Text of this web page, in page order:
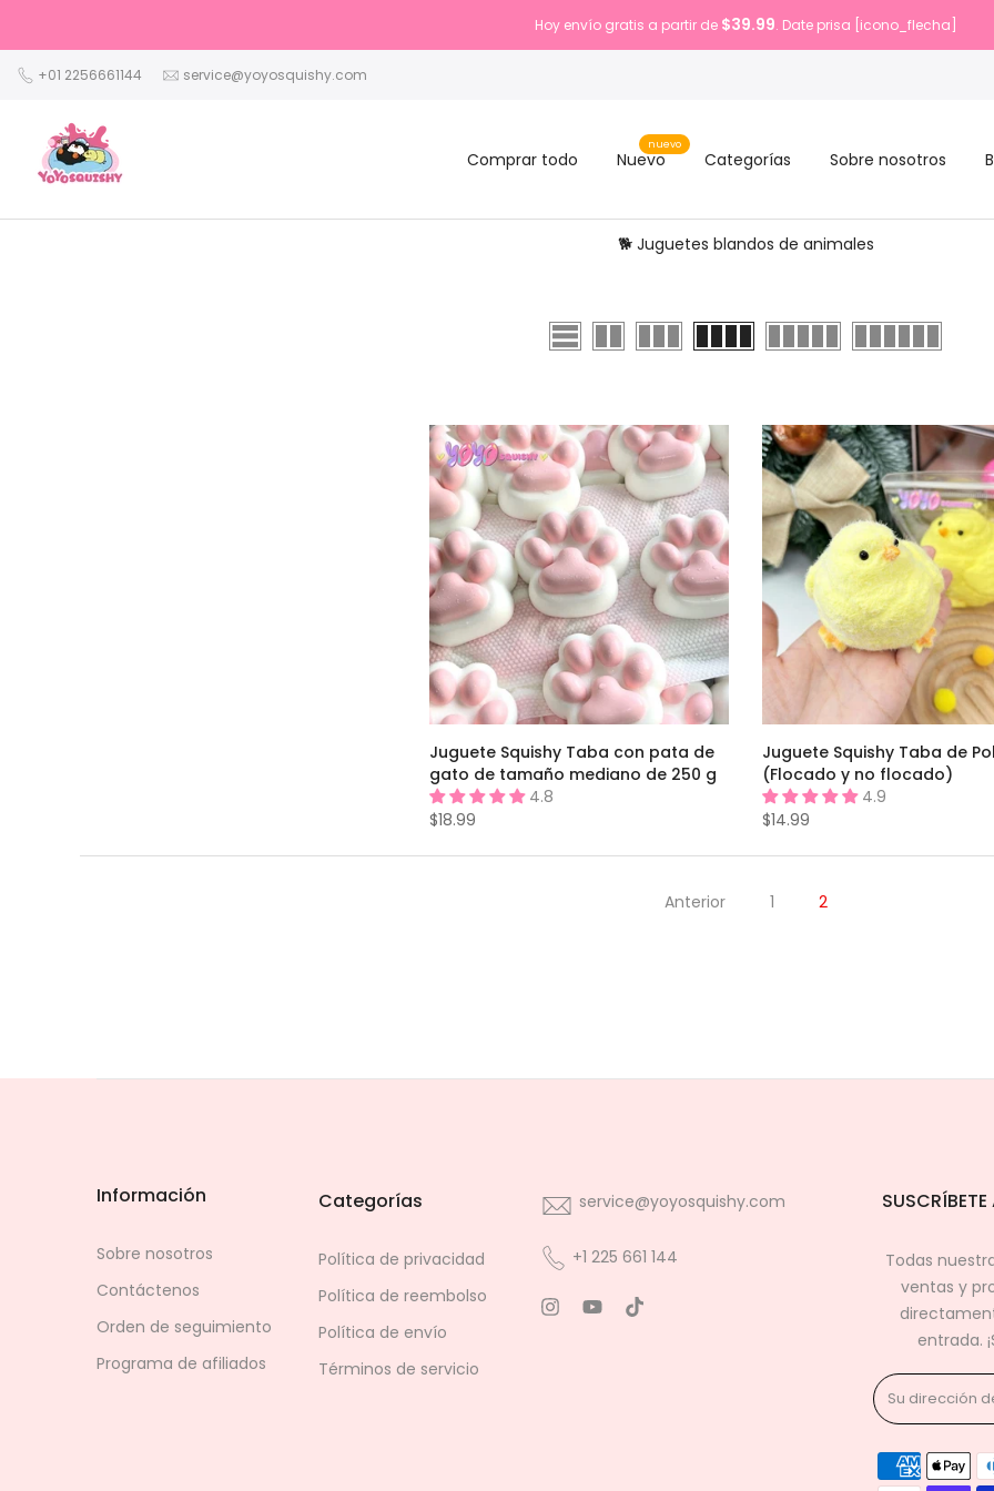
al
contenido
Hoy envío gratis a partir de $39.99. Date prisa [icono_flecha]
+01 2256661144 service@yoyosquishy.com
Comprar todo Nuevo
nuevo
Categorías Sobre nosotros
🐕 Juguetes blandos de animales
Juguete Squishy Taba con pata de
gato de tamaño mediano de 250 g
4.8
$18.99
Juguete Squishy Taba de
(Flocado y no flocado)
4.9
$14.99
Anterior 1 2
Información
Sobre nosotros
Contáctenos
Orden de seguimiento
Programa de afiliados
Categorías
Política de privacidad
Política de reembolso
Política de envío
Términos de servicio
service@yoyosquishy.com
+1 225 661 144
Todas
ventas y
entrada.